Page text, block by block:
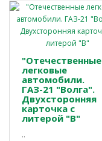
"Отечественные
легковые
автомобили.
ГАЗ-21 "Волга".
Двухсторонняя
карточка с
литерой "В"
..